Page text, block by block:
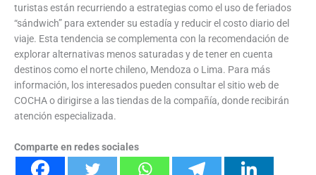
turistas están recurriendo a estrategias como el uso de feriados
“sándwich” para extender su estadía y reducir el costo diario del
viaje. Esta tendencia se complementa con la recomendación de
explorar alternativas menos saturadas y de tener en cuenta
destinos como el norte chileno, Mendoza o Lima. Para más
información, los interesados pueden consultar el sitio web de
COCHA o dirigirse a las tiendas de la compañía, donde recibirán
atención especializada.
Comparte en redes sociales